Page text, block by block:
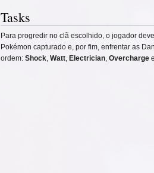
Tasks
Para progredir no clã escolhido, o jogador
Pokémon capturado e, por fim, enfrentar as
ordem: Shock Watt Electrician Overcharge